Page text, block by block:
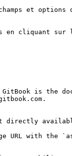
et
cliquant sur le
is the
URL with